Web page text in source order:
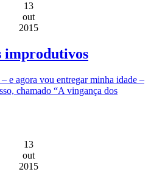
13
out
2015
improdutivos
e agora vou entregar minha idade –
chamado “A vingança dos
13
out
2015